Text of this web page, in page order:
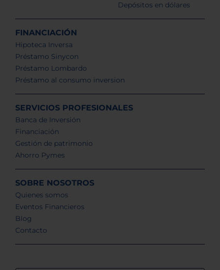
Depósitos en dólares
FINANCIACIÓN
Hipoteca Inversa
Préstamo Sinycon
Préstamo Lombardo
Préstamo al consumo inversion
SERVICIOS PROFESIONALES
Banca de Inversión
Financiación
Gestión de patrimonio
Ahorro Pymes
SOBRE NOSOTROS
Quienes somos
Eventos Financieros
Blog
Contacto